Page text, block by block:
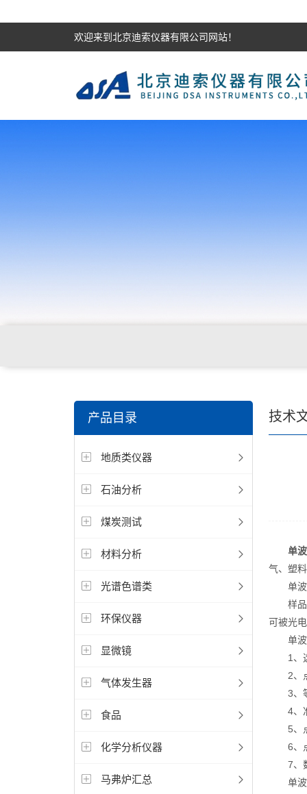
欢迎来到北京迪索仪器有限公司网站！
产品目录
地质类仪器
石油分析
煤炭测试
材料分析
光谱色谱类
环保仪器
显微镜
气体发生器
食品
化学分析仪器
马弗炉汇总
技术
单
气、塑
单波
样品被
可被光
单波
1、选
2、点
3、等
4、准
5、点
6、点
7、数
单波